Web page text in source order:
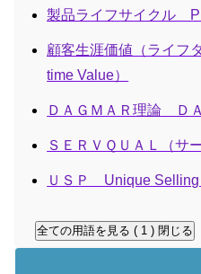
製品ライフサイクル
顧客生涯価値（ライフ
time Value）
ＤＡＧＭＡＲ理論 Ｄ
ＳＥＲＶＱＵＡＬ（サ
ＵＳＰ Unique Selling
全ての用語を見る ( 1 ) 閉じる